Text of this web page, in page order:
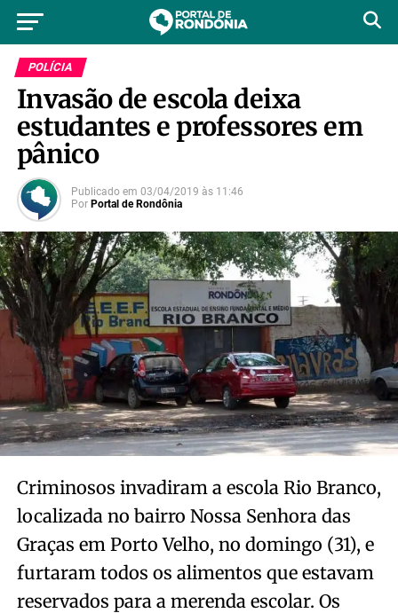
POLÍCIA
Invasão de escola deixa
estudantes e professores em
pânico
Publicado em 03/04/2019 às 11:46
Por Portal de Rondônia
Criminosos invadiram a escola Rio Branco,
localizada no bairro Nossa Senhora das
Graças em Porto Velho, no domingo (31), e
furtaram todos os alimentos que estavam
reservados para a merenda escolar. Os